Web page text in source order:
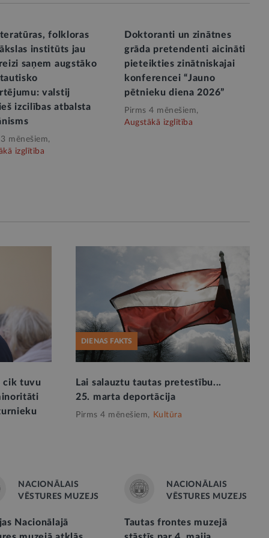
folkloras
institūts jau
saņem augstāko
valstij
izcilības atbalsta
mēnešiem,
izglītība
Doktoranti un zinātnes
grāda pretendenti aicināti
pieteikties zinātniskajai
konferencei “Jauno
pētnieku diena 2026”
Pirms 4 mēnešiem,
Augstākā izglītība
cik tuvu
DIENAS FAKTS
Lai salauztu tautas pretestību...
25. marta deportācija
Pirms 4 mēnešiem, Kultūra
NACIONĀLAIS
VĒSTURES MUZEJS
Nacionālajā
NACIONĀLAIS
VĒSTURES MUZEJS
Tautas frontes muzejā